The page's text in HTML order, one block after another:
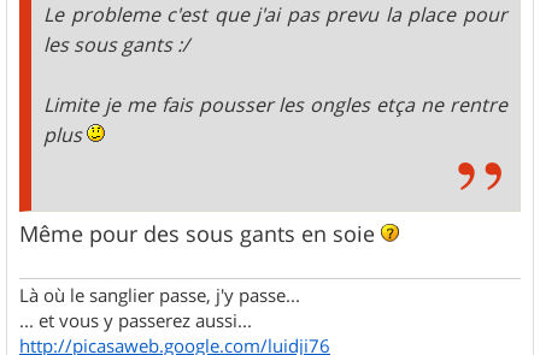
Le probleme c'est que j'ai pas prevu la place pour
les sous gants :/
Limite je me fais pousser les ongles etça ne rentre
plus
Même pour des sous gants en soie
Là où le sanglier passe, j'y passe...
... et vous y passerez aussi...
http://picasaweb.google.com/luidji76